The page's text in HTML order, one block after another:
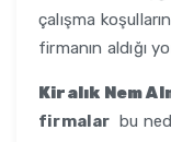
çalışma
firmanın aldığı
Kiralık Nem
firmalar bu